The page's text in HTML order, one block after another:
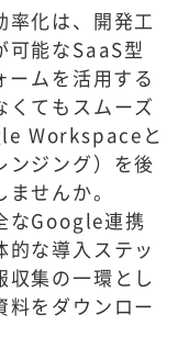
率化は、開発工
可能なSaaS型
ムを活用する
くてもスムーズ
Workspaceと
ンジング）を後
せんか。
なGoogle連携
な導入ステッ
収集の一環とし
料をダウンロー